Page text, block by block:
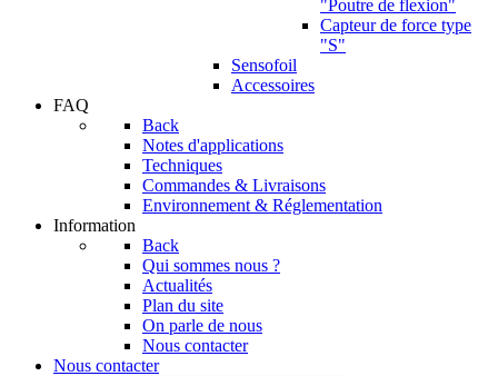
"Poutre de flexion"
Capteur de force type
"S"
Sensofoil
Accessoires
FAQ
Back
Notes d'applications
Techniques
Commandes & Livraisons
Environnement & Réglementation
Information
Back
Qui sommes nous ?
Actualités
Plan du site
On parle de nous
Nous contacter
Nous contacter